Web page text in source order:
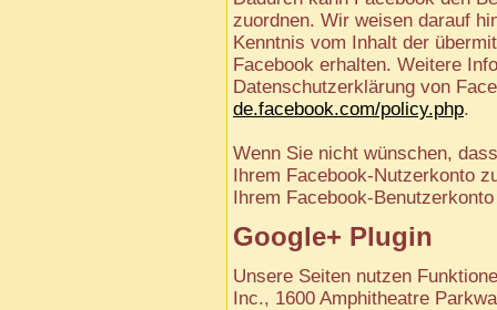
zuordnen. Wir weisen darauf
Kenntnis vom Inhalt der
Facebook erhalten. Weitere
Datenschutzerklärung von
de.facebook.com/policy.php.
Wenn Sie nicht wünschen,
Ihrem Facebook-Nutzerkonto
Ihrem Facebook-
Google+ Plugin
Unsere Seiten nutzen
Inc., 1600 Amphitheatre